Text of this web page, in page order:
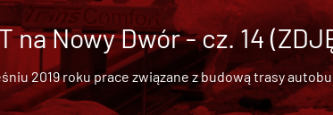
na Nowy Dwór - cz. 14
2019 roku prace związane zbudową trasy